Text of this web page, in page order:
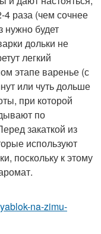
раза (чем сочнее
нужно будет
дольки не
легкий
этапе варенье (с
или чуть дольше
при которой
по
закаткой из
используют
поскольку к этому
na-zimu-